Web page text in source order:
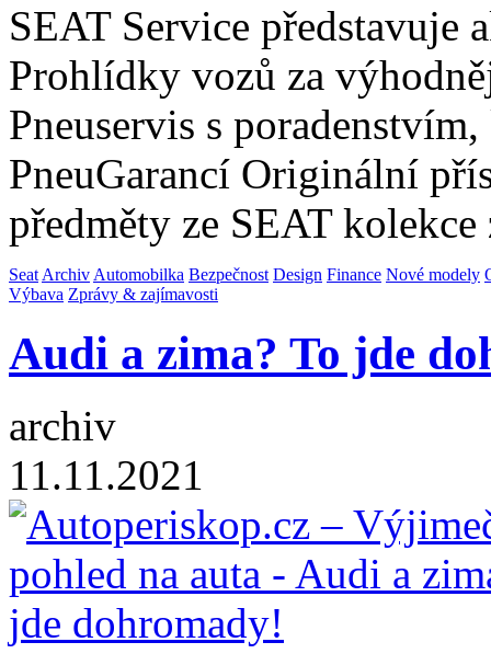
SEAT Service představuje
Prohlídky vozů za
Pneuservis s
PneuGarancí Originální
předměty ze SEAT
Seat Archiv Automobilka Bezpečnost Design Finance Nové modely
Výbava Zprávy & zajímavosti
Audi a zima? To jde
archiv
11.11.2021